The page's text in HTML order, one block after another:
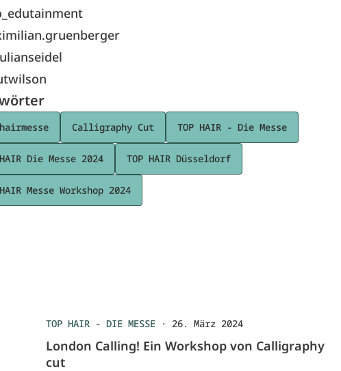
Calligraphy Cut TOP HAIR - Die Messe
Die Messe 2024 TOP HAIR Düsseldorf
Messe Workshop 2024
TOP HAIR - DIE MESSE · 26. März 2024
London Calling! Ein Workshop von Calligraphy
cut